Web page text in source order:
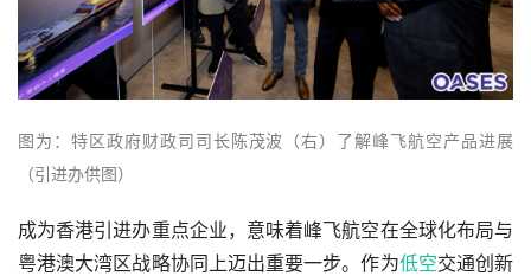
图为：特区政府财政司司长陈茂波（右）了解峰飞航空产品进展
（引进办供图）
成为香港引进办重点企业，意味着峰飞航空在全球化布局与
粤港澳大湾区战略协同上迈出重要一步。作为低空交通创新